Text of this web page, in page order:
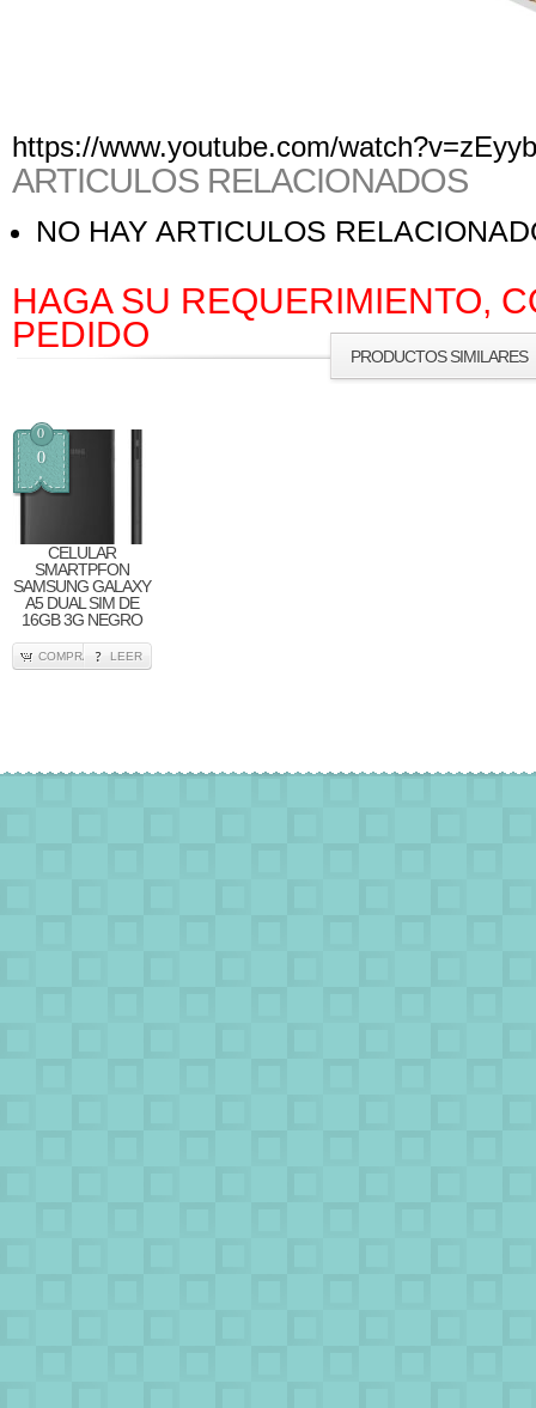
https://www.youtube.com/
ARTICULOS RELACIONADOS
NO HAY ARTICULOS
HAGA SU REQUERIMIENTO,
PEDIDO
PRODUCTOS SIMILARES
0
0
CELULAR
SMARTPFON
SAMSUNG GALAXY
A5 DUAL SIM DE
16GB 3G NEGRO
COMPRA LEER